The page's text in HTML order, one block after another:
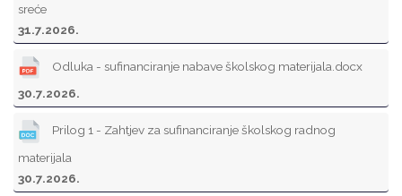
sreće
31.7.2026.
Odluka - sufinanciranje nabave školskog materijala.docx
30.7.2026.
Prilog 1 - Zahtjev za sufinanciranje školskog radnog
materijala
30.7.2026.